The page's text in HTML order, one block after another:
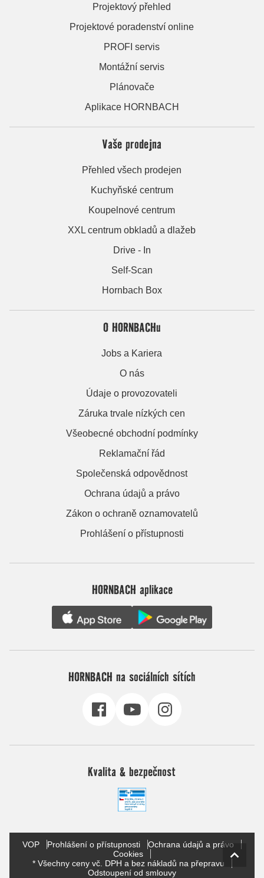
Projektový přehled
Projektové poradenství online
PROFI servis
Montážní servis
Plánovače
Aplikace HORNBACH
Vaše prodejna
Přehled všech prodejen
Kuchyňské centrum
Koupelnové centrum
XXL centrum obkladů a dlažeb
Drive - In
Self-Scan
Hornbach Box
O HORNBACHu
Jobs a Kariera
O nás
Údaje o provozovateli
Záruka trvale nízkých cen
Všeobecné obchodní podmínky
Reklamační řád
Společenská odpovědnost
Ochrana údajů a právo
Zákon o ochraně oznamovatelů
Prohlášení o přístupnosti
HORNBACH aplikace
HORNBACH na sociálních sítích
Kvalita & bezpečnost
VOP Prohlášení o přístupnosti
Ochrana údajů a právo
Cookies
* Všechny ceny vč. DPH a bez nákladů na přepravu
Odstoupení od smlouvy